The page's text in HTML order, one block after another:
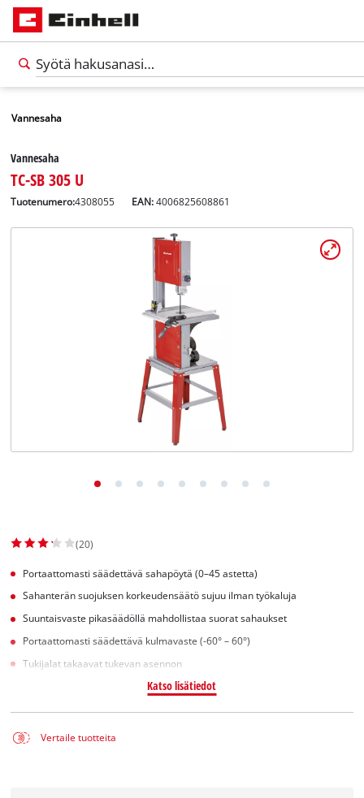
Vannesaha
Vannesaha
TC-SB 305 U
Tuotenumero:4308055 EAN:4006825608861
(20)
Portaattomasti säädettävä sahapöytä (0–45 astetta)
Sahanterän suojuksen korkeudensäätö sujuu ilman työkaluja
Suuntaisvaste pikasäädöllä mahdollistaa suorat sahaukset
Portaattomasti säädettävä kulmavaste (-60° – 60°)
Tukijalat takaavat tukevan asennon
Katso lisätiedot
Vertaile tuotteita